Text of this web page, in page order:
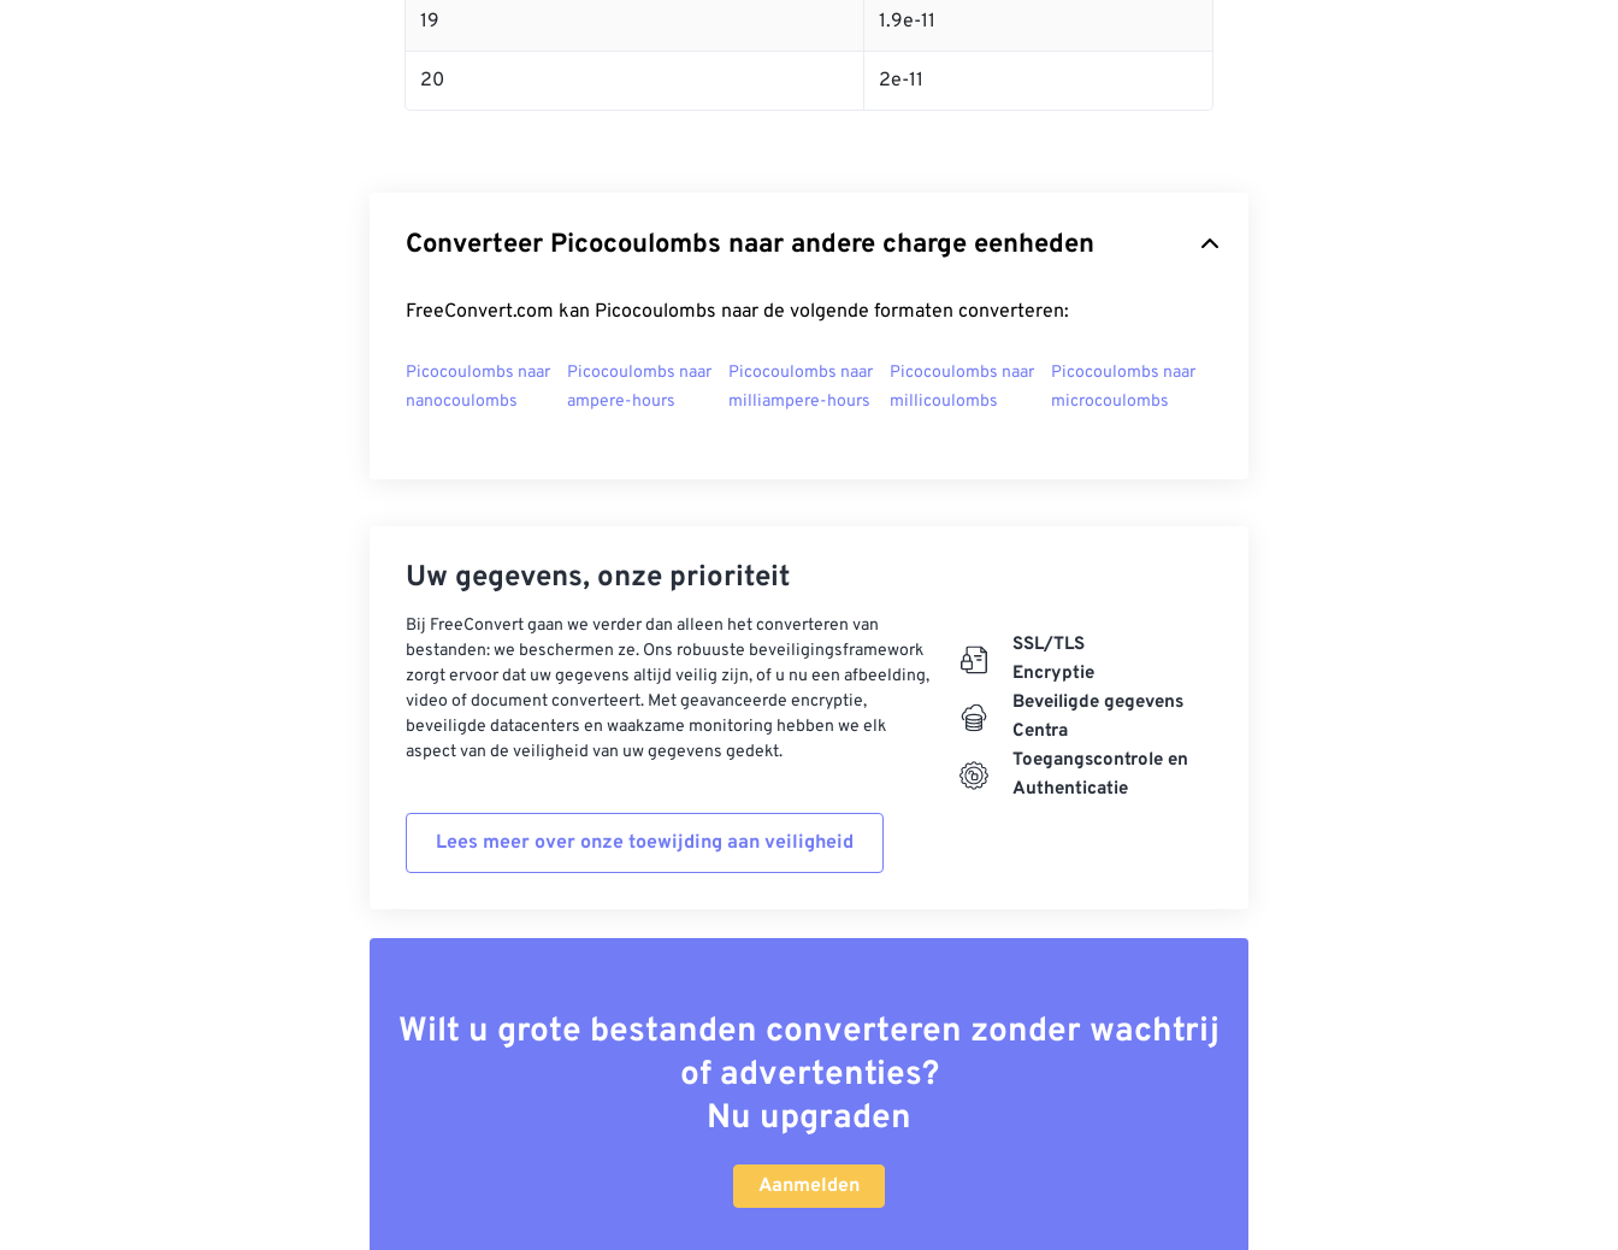
19 1.9e-11
20 2e-11
Converteer Picocoulombs naar andere charge eenheden
FreeConvert.com kan Picocoulombs naar de volgende formaten converteren:
Picocoulombs naar
nanocoulombs
Picocoulombs naar
ampere-hours
Picocoulombs naar
milliampere-hours
Picocoulombs naar
millicoulombs
Picocoulombs naar
microcoulombs
Uw gegevens, onze prioriteit
Bij FreeConvert gaan we verder dan alleen het converteren van
bestanden: we beschermen ze. Ons robuuste beveiligingsframework
zorgt ervoor dat uw gegevens altijd veilig zijn, of u nu een afbeelding,
video of document converteert. Met geavanceerde encryptie,
beveiligde datacenters en waakzame monitoring hebben we elk
aspect van de veiligheid van uw gegevens gedekt.
Lees meer over onze toewijding aan veiligheid
SSL/TLS
Encryptie
Beveiligde gegevens
Centra
Toegangscontrole en
Authenticatie
Wilt u grote bestanden converteren zonder wachtrij
of advertenties?
Nu upgraden
Aanmelden